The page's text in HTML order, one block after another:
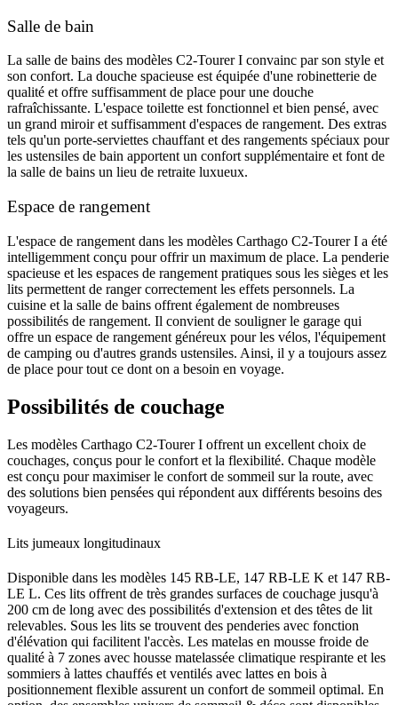
Salle de bain
La salle de bains des modèles C2-Tourer I convainc par son style et
son confort. La douche spacieuse est équipée d'une robinetterie de
qualité et offre suffisamment de place pour une douche
rafraîchissante. L'espace toilette est fonctionnel et bien pensé, avec
un grand miroir et suffisamment d'espaces de rangement. Des extras
tels qu'un porte-serviettes chauffant et des rangements spéciaux pour
les ustensiles de bain apportent un confort supplémentaire et font de
la salle de bains un lieu de retraite luxueux.
Espace de rangement
L'espace de rangement dans les modèles Carthago C2-Tourer I a été
intelligemment conçu pour offrir un maximum de place. La penderie
spacieuse et les espaces de rangement pratiques sous les sièges et les
lits permettent de ranger correctement les effets personnels. La
cuisine et la salle de bains offrent également de nombreuses
possibilités de rangement. Il convient de souligner le garage qui
offre un espace de rangement généreux pour les vélos, l'équipement
de camping ou d'autres grands ustensiles. Ainsi, il y a toujours assez
de place pour tout ce dont on a besoin en voyage.
Possibilités de couchage
Les modèles Carthago C2-Tourer I offrent un excellent choix de
couchages, conçus pour le confort et la flexibilité. Chaque modèle
est conçu pour maximiser le confort de sommeil sur la route, avec
des solutions bien pensées qui répondent aux différents besoins des
voyageurs.
Lits jumeaux longitudinaux
Disponible dans les modèles 145 RB-LE, 147 RB-LE K et 147 RB-
LE L. Ces lits offrent de très grandes surfaces de couchage jusqu'à
200 cm de long avec des possibilités d'extension et des têtes de lit
relevables. Sous les lits se trouvent des penderies avec fonction
d'élévation qui facilitent l'accès. Les matelas en mousse froide de
qualité à 7 zones avec housse matelassée climatique respirante et les
sommiers à lattes chauffés et ventilés avec lattes en bois à
positionnement flexible assurent un confort de sommeil optimal. En